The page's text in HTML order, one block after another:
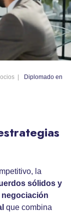
Diplomado en
la
sólidos y
que combina